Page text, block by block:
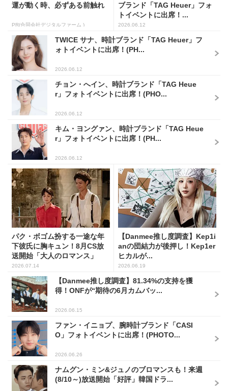
運が動く時、必ずある前触れ
PR(合同会社デジタルファーム )
ブランド「TAG Heuer」フォ
トイベントに出席！...
2026.06.12
TWICE サナ、時計ブランド「TAG Heuer」フ
ォトイベントに出席！(PH...
2026.06.12
チョン・へイン、時計ブランド「TAG Heue
r」フォトイベントに出席！(PHO...
2026.06.12
キム・ヨングァン、時計ブランド「TAG Heue
r」フォトイベントに出席！(PH...
2026.06.12
パク・ボゴム扮する一途な年
下彼氏に胸キュン！8月CS放
送開始「大人のロマンス」
韓...
2026.07.14
【Danmee推し度調査】Kep1i
anの団結力が後押し！Kep1er
ヒカルが...
2026.06.19
【Danmee推し度調査】81.34%の支持を獲
得！ONFが“期待の6月カムバッ...
2026.06.15
ファン・イニョプ、腕時計ブランド「CASI
O」フォトイベントに出席！(PHOTO...
2026.06.26
ナムグン・ミン&ジュノのブロマンスも！来週
(8/10～)放送開始「好評」韓国ドラ...